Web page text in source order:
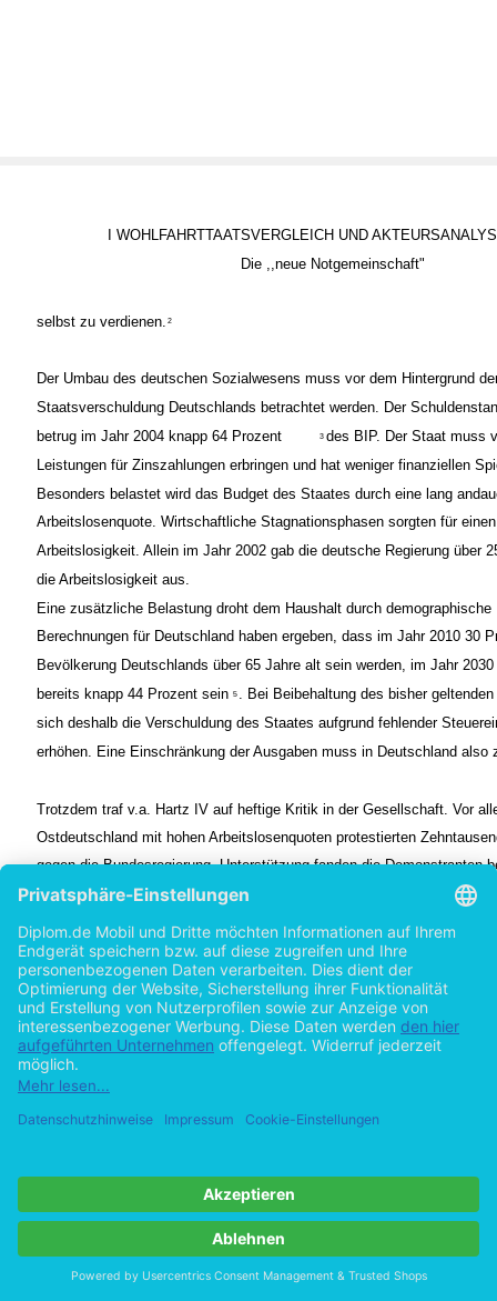
I WOHLFAHRTTAATSVERGLEICH UND
Die ,,neue Notgemeinschaft"
selbst zu verdienen. 2
Der Umbau des deutschen Sozialwesens muss vor dem Hintergrund
Staatsverschuldung Deutschlands betrachtet werden. Der
betrug im Jahr 2004 knapp 64 Prozent
3 des BIP. Der Staat muss
Leistungen für Zinszahlungen erbringen und hat weniger finanziellen
Besonders belastet wird das Budget des Staates durch eine lang
Arbeitslosenquote. Wirtschaftliche Stagnationsphasen sorgten für
Arbeitslosigkeit. Allein im Jahr 2002 gab die deutsche Regierung über
die Arbeitslosigkeit aus.
Eine zusätzliche Belastung droht dem Haushalt durch demographische
Berechnungen für Deutschland haben ergeben, dass im Jahr 2010 30
Bevölkerung Deutschlands über 65 Jahre alt sein werden, im Jahr
bereits knapp 44 Prozent sein 5
. Bei Beibehaltung des bisher
sich deshalb die Verschuldung des Staates aufgrund fehlender
erhöhen. Eine Einschränkung der Ausgaben muss in Deutschland also
Trotzdem traf v.a. Hartz IV auf heftige Kritik in der Gesellschaft. Vor
Ostdeutschland mit hohen Arbeitslosenquoten protestierten
gegen die Bundesregierung. Unterstützung fanden die Demonstranten
Gewerkschaften, die die neuen verschärften Regeln des Gesetzes
Deuschland also die Stärke und die Voraussetzungen, um derart
einschneidende gesellschaftliche Veränderungen zu einem positiven
Der Schwerpunkt dieser Arbeit soll auf die Fähigkeit Deutschlands
soziale Reformen durchzuführen. Um dafür einen Anhaltspunkt zu
Arbeit einen Vergleich der deutschen Arbeitsmarktreformen mit den
5 Quelle: Ifo Institut in: Knaup, Horand,; Reiermann, Christian; Schmitz, Gregor; Schult,